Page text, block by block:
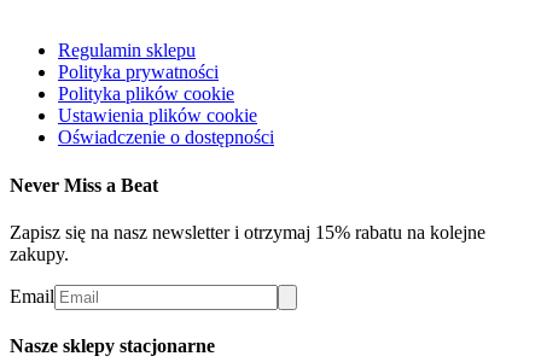
Regulamin sklepu
Polityka prywatności
Polityka plików cookie
Ustawienia plików cookie
Oświadczenie o dostępności
Never Miss a Beat
Zapisz się na nasz newsletter i otrzymaj 15% rabatu na kolejne
zakupy.
Email
Nasze sklepy stacjonarne